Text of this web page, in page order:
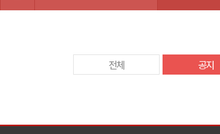
전체 공지